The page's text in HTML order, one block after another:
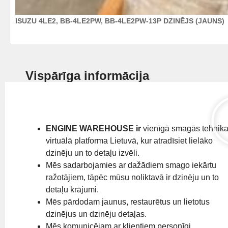
ISUZU 4LE2, BB-4LE2PW, BB-4LE2PW-13P DZINĒJS (JAUNS)
Vispārīga informācija
ENGINE WAREHOUSE ir vienīgā smagās
virtuālā platforma Lietuvā, kur atradīsiet lielāko
dzinēju un to detaļu izvēli.
Mēs sadarbojamies ar dažādiem smago iekārtu
ražotājiem, tāpēc mūsu noliktavā ir dzinēju un to
detaļu krājumi.
Mēs pārdodam jaunus, restaurētus un lietotus
dzinējus un dzinēju detaļas.